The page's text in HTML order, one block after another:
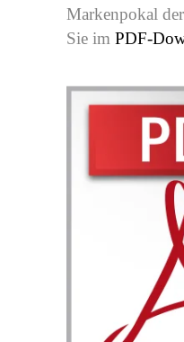
Markenpokal
Sie im PDF-